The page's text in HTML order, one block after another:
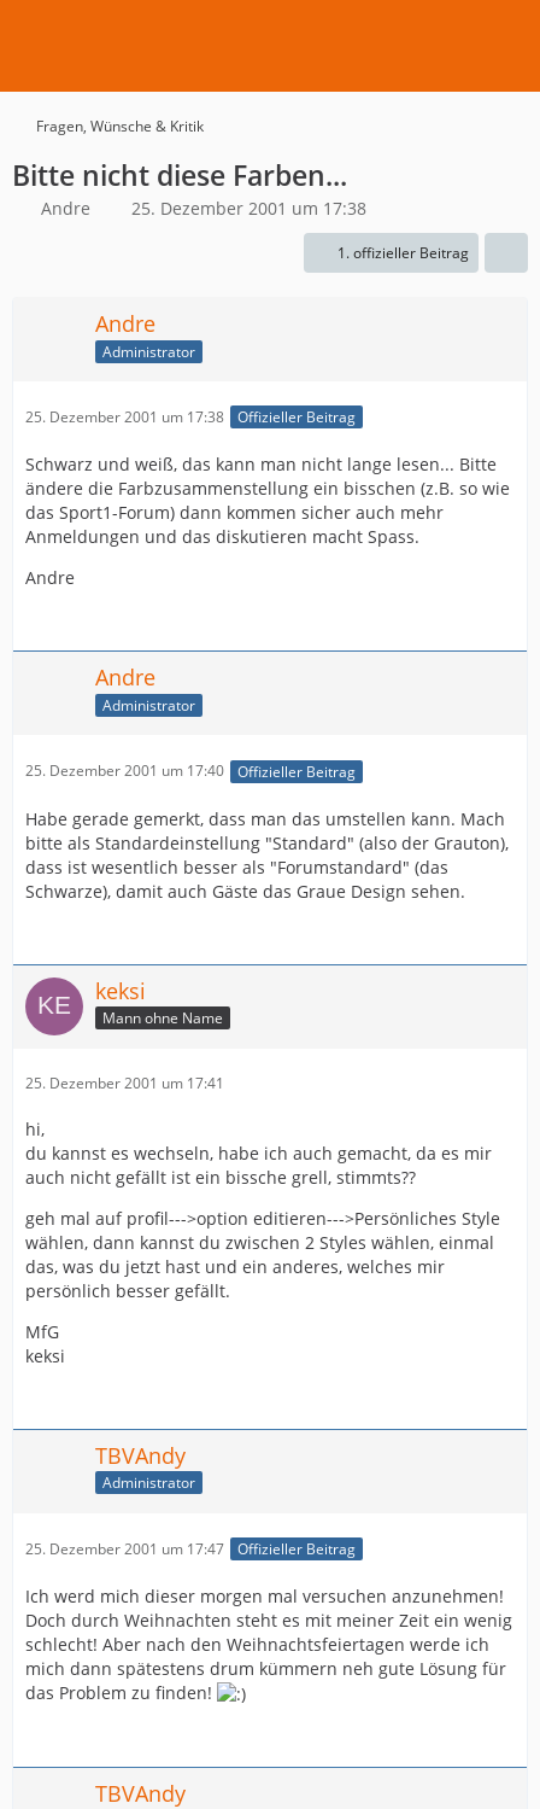
Fragen, Wünsche & Kritik
Bitte nicht diese Farben...
Andre 25. Dezember 2001 um 17:38
1. offizieller Beitrag
Andre
Administrator
25. Dezember 2001 um 17:38 Offizieller Beitrag
Schwarz und weiß, das kann man nicht lange lesen... Bitte
ändere die Farbzusammenstellung ein bisschen (z.B. so wie
das Sport1-Forum) dann kommen sicher auch mehr
Anmeldungen und das diskutieren macht Spass.
Andre
Andre
Administrator
25. Dezember 2001 um 17:40 Offizieller Beitrag
Habe gerade gemerkt, dass man das umstellen kann. Mach
bitte als Standardeinstellung "Standard" (also der Grauton),
dass ist wesentlich besser als "Forumstandard" (das
Schwarze), damit auch Gäste das Graue Design sehen.
keksi
Mann ohne Name
25. Dezember 2001 um 17:41
hi,
du kannst es wechseln, habe ich auch gemacht, da es mir
auch nicht gefällt ist ein bissche grell, stimmts??
geh mal auf profil--->option editieren--->Persönliches Style
wählen, dann kannst du zwischen 2 Styles wählen, einmal
das, was du jetzt hast und ein anderes, welches mir
persönlich besser gefällt.
MfG
keksi
TBVAndy
Administrator
25. Dezember 2001 um 17:47 Offizieller Beitrag
Ich werd mich dieser morgen mal versuchen anzunehmen!
Doch durch Weihnachten steht es mit meiner Zeit ein wenig
schlecht! Aber nach den Weihnachtsfeiertagen werde ich
mich dann spätestens drum kümmern neh gute Lösung für
das Problem zu finden!
TBVAndy